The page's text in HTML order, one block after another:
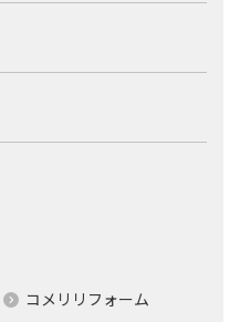
コメリリフォーム